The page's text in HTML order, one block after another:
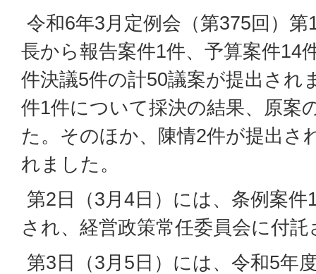
令和6年3月定例会（第375回）
長から報告案件1件、予算案件14
件決議5件の計50議案が提出され
件1件について採決の結果、原案
た。そのほか、陳情2件が提出さ
れました。
第2日（3月4日）には、条例案
され、経営政策常任委員会に付
第3日（3月5日）には、令和5年